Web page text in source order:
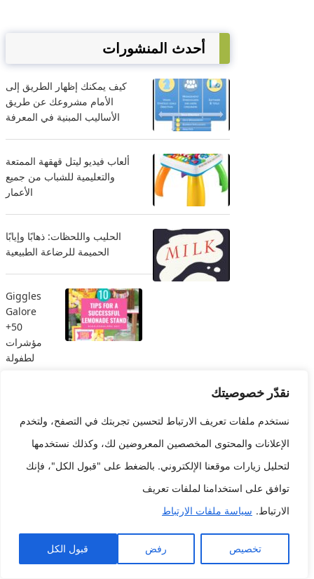
نقدّر خصوصيتك
نستخدم ملفات تعريف الارتباط لتحسين تجربتك في التصفح، ولتخدم
الإعلانات والمحتوى المخصصين المعروضين لك، وكذلك نستخدمها
لتحليل زيارات موقعنا الإلكتروني. بالضغط على "قبول الكل"، فإنك
توافق على استخدامنا لملفات تعريف
الارتباط. سياسة ملفات الارتباط
تخصيص رفض قبول الكل
أحدث المنشورات
كيف يمكنك إظهار الطريق إلى
الأمام مشروعك عن طريق
الأساليب المبنية في المعرفة
ألعاب فيديو ليتل قهقهة الممتعة
والتعليمية للشباب من جميع
الأعمار
الحليب واللحظات: ذهابًا وإيابًا
الحميمة للرضاعة الطبيعية
Giggles
Galore
50+
مؤشرات
لطفولة
أدوات طريقة واحدة الاختراع
حزمة شباب
في لكل